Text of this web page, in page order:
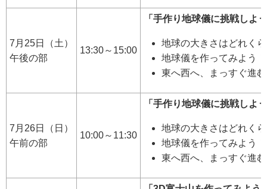
7月25日（土）
午後の部
13:30～15:00
「手作り地球儀に挑戦しよ
地球の大きさはどれく
地球儀を作ってみよう！
東へ西へ、まっすぐ進
7月26日（日）
午前の部
10:00～11:30
「手作り地球儀に挑戦しよ
地球の大きさはどれく
地球儀を作ってみよう！
東へ西へ、まっすぐ進